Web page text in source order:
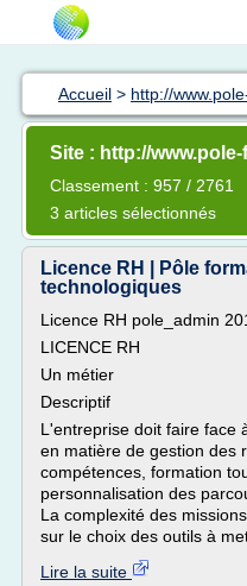
Accueil > http://
Site : http://
Classement : 957 / 2761
3 articles sélectionnés
Licence RH | Pôle
technologiques
Licence RH pole_admin
LICENCE RH
Un métier
Descriptif
L'entreprise doit faire face
en matière de gestion des
compétences, formation
personnalisation des
La complexité des
sur le choix des outils à
Lire la suite